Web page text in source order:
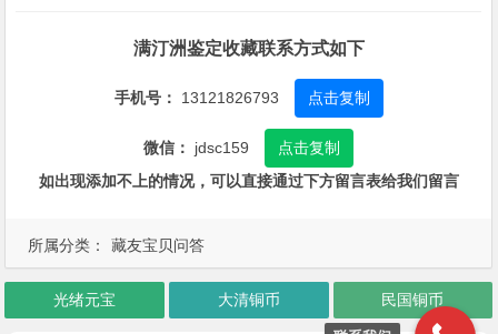
所属分类： 藏友宝贝问答
满汀洲鉴定收藏联系方式如下
手机号： 13121826793 点击复制
微信： jdsc159
点击复制
如出现添加不上的情况，可以直接通过下方留言表给我们留言
光绪元宝 大清铜币 民国铜币